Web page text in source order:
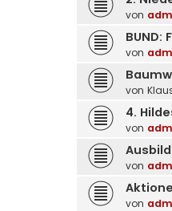
von
BUND:
von
von
4.
von
von
von